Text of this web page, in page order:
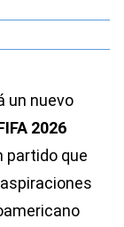
un nuevo
2026
partido que